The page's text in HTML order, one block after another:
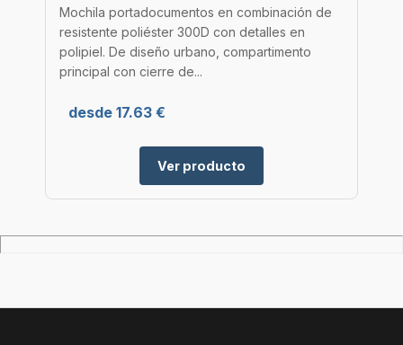
Mochila portadocumentos en combinación de
resistente poliéster 300D con detalles en
polipiel. De diseño urbano, compartimento
principal con cierre de...
desde 17.63 €
Ver producto